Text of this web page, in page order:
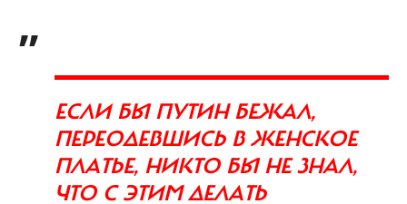
„
ЕСЛИ БЫ ПУТИН БЕЖАЛ,
ПЕРЕОДЕВШИСЬ В ЖЕНСКОЕ
ПЛАТЬЕ, НИКТО БЫ НЕ ЗНАЛ,
ЧТО С ЭТИМ ДЕЛАТЬ